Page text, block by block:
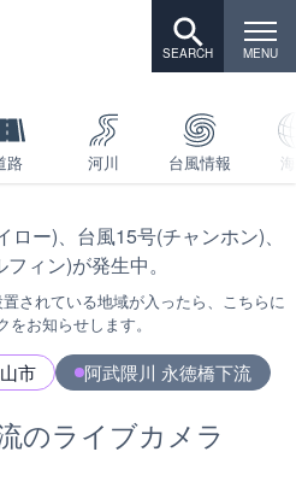
路 河川 台風情報
ロー)、台風15号(チャンホン)、
ィン)が発生中。
されている地域が入ったら、こちらに
をお知らせします。
市 阿武隈川 永徳橋下流
のライブカメラ